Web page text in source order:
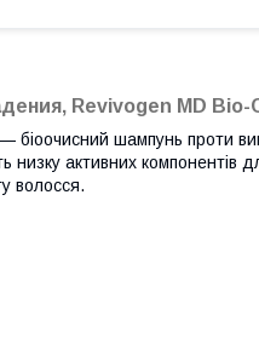
Revivogen MD
біоочисний шампунь проти
низку активних
волосся.